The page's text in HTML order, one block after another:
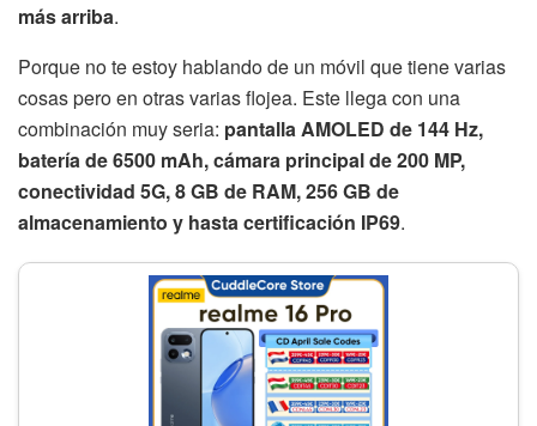
más arriba.
Porque no te estoy hablando de un móvil que tiene varias
cosas pero en otras varias flojea. Este llega con una
combinación muy seria: pantalla AMOLED de 144 Hz,
batería de 6500 mAh, cámara principal de 200 MP,
conectividad 5G, 8 GB de RAM, 256 GB de
almacenamiento y hasta certificación IP69.